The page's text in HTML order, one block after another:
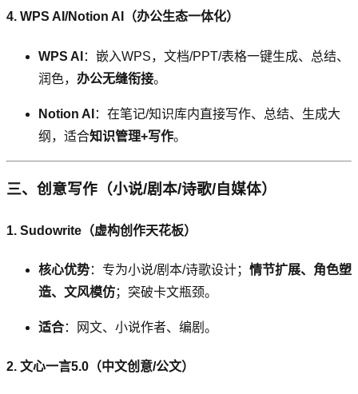
4. WPS AI/Notion AI（办公生态一体化）
WPS AI ：嵌入WPS，文档/PPT/表格一键生成、总结、
润色， 办公无缝衔接。
Notion AI ：在笔记/知识库内直接写作、总结、生成大
纲，适合知识管理+写作。
三、创意写作（小说/剧本/诗歌/自媒体）
1. Sudowrite（虚构创作天花板）
核心优势：专为小说/剧本/诗歌设计； 情节扩展、角色塑
造、文风模仿；突破卡文瓶颈。
适合：网文、小说作者、编剧。
2. 文心一言5.0（中文创意/公文）